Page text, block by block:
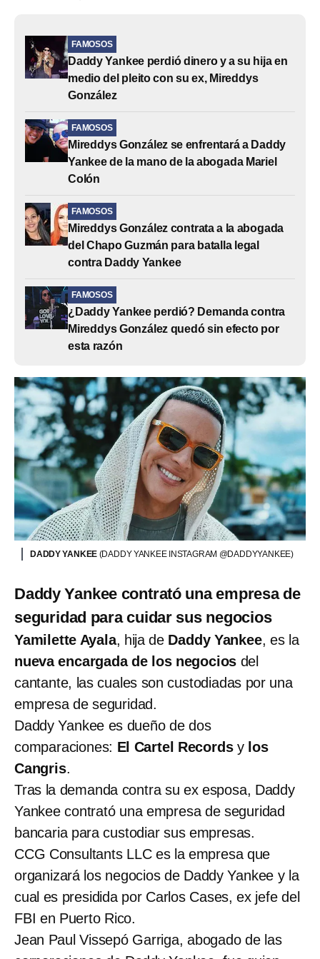
FAMOSOS
Daddy Yankee perdió dinero y a su hija en
medio del pleito con su ex, Mireddys
González
FAMOSOS
Mireddys González se enfrentará a Daddy
Yankee de la mano de la abogada Mariel
Colón
FAMOSOS
Mireddys González contrata a la abogada
del Chapo Guzmán para batalla legal
contra Daddy Yankee
FAMOSOS
¿Daddy Yankee perdió? Demanda contra
Mireddys González quedó sin efecto por
esta razón
DADDY YANKEE (DADDY YANKEE INSTAGRAM @DADDYYANKEE)
Daddy Yankee contrató una empresa de
seguridad para cuidar sus negocios
Yamilette Ayala, hija de Daddy Yankee, es la
nueva encargada de los negocios del
cantante, las cuales son custodiadas por una
empresa de seguridad.
Daddy Yankee es dueño de dos
comparaciones: El Cartel Records ylos
Cangris.
Tras la demanda contra su ex esposa, Daddy
Yankee contrató una empresa de seguridad
bancaria para custodiar sus empresas.
CCG Consultants LLC es la empresa que
organizará los negocios de Daddy Yankee y la
cual es presidida por Carlos Cases, ex jefe del
FBI en Puerto Rico.
Jean Paul Vissepó Garriga, abogado de las